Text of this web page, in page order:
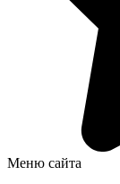
Меню сайта